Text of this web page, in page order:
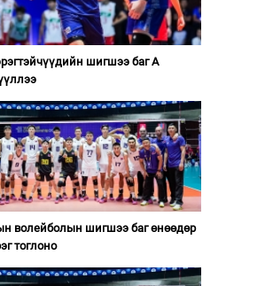
шигшээ баг А
волейболын шигшээ баг өнөөдөр
тоглоно